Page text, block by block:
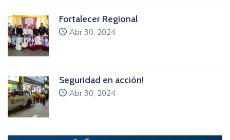
Fortalecer Regional
icon
Abr 30, 2024
Seguridad en acción!
icon
Abr 30, 2024